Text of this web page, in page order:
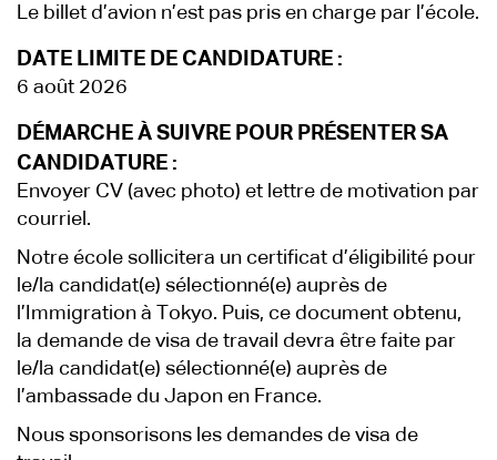
Le billet d’avion n’est pas pris en charge par l’école.
DATE LIMITE DE CANDIDATURE :
6 août 2026
DÉMARCHE À SUIVRE POUR PRÉSENTER SA
CANDIDATURE :
Envoyer CV (avec photo) et lettre de motivation par
courriel.
Notre école sollicitera un certificat d’éligibilité pour
le/la candidat(e) sélectionné(e) auprès de
l’Immigration à Tokyo. Puis, ce document obtenu,
la demande de visa de travail devra être faite par
le/la candidat(e) sélectionné(e) auprès de
l’ambassade du Japon en France.
Nous sponsorisons les demandes de visa de